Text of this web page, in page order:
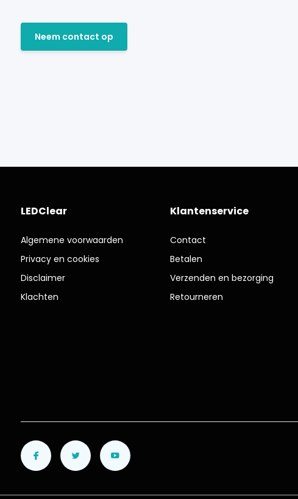
Neem contact op
LEDClear
Algemene voorwaarden
Privacy en cookies
Disclaimer
Klachten
Klantenservice
Contact
Betalen
Verzenden en bezorging
Retourneren